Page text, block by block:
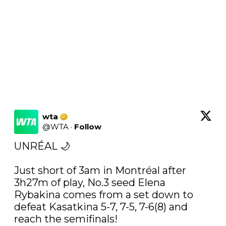
wta
@WTA · Follow
UNRÉAL 🌙
Just short of 3am in Montréal after
3h27m of play, No.3 seed Elena
Rybakina comes from a set down to
defeat Kasatkina 5-7, 7-5, 7-6(8) and
reach the semifinals!